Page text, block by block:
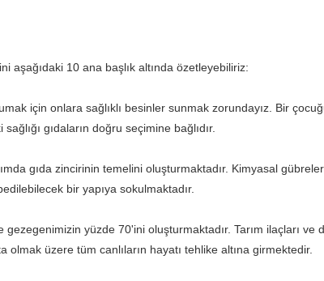
aşağıdaki 10 ana başlık altında özetleyebiliriz:
için onlara sağlıklı besinler sunmak zorundayız. Bir
gıdaların doğru seçimine bağlıdır.
gıda zincirinin temelini oluşturmaktadır. Kimyasal
bir yapıya sokulmaktadır.
gezegenimizin yüzde 70'ini oluşturmaktadır. Tarım ilaçları
üzere tüm canlıların hayatı tehlike altına girmektedir.